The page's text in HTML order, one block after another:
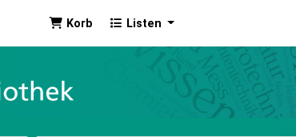
Korb Listen